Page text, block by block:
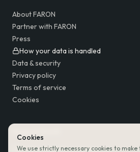
About FARON
Partner with FARON
Press
How your data is handled
Data & security
Privacy policy
Terms of service
Cookies
Cookies
We use strictly necessary cookies to